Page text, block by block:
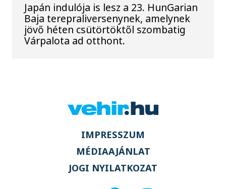
Japán indulója is lesz a 23. HunGarian
Baja terepraliversenynek, amelynek
jövő héten csütörtöktől szombatig
Várpalota ad otthont.
IMPRESSZUM
MÉDIAAJÁNLAT
JOGI NYILATKOZAT